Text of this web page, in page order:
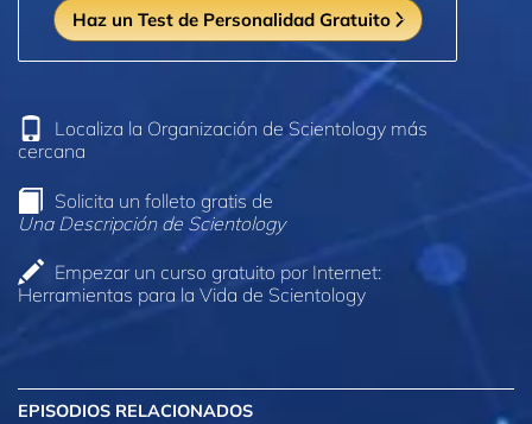
Haz un Test de Personalidad Gratuito
Localiza la Organización de Scientology más
cercana
Solicita un folleto gratis de
Una Descripción de Scientology
Empezar un curso gratuito por Internet:
Herramientas para la Vida de Scientology
EPISODIOS RELACIONADOS